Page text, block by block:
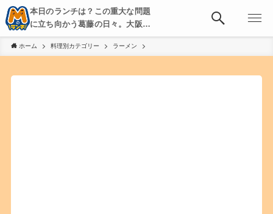
本日のランチは？この重大な問題
に立ち向かう葛藤の日々。大阪・
京都・神戸を中心とした食べ歩
き、飲み歩きを綴る。
ホーム 料理別カテゴリー ラーメン